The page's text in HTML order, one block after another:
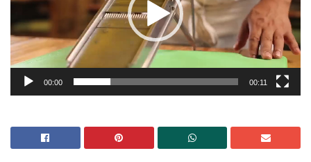
00:00 00:11